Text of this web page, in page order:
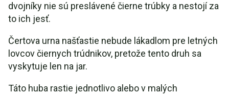
dvojníky nie sú preslávené čierne trúbky a nestojí za
to ich jesť.
Čertova urna našťastie nebude lákadlom pre letných
lovcov čiernych trúdnikov, pretože tento druh sa
vyskytuje len na jar.
Táto huba rastie jednotlivo alebo v malých